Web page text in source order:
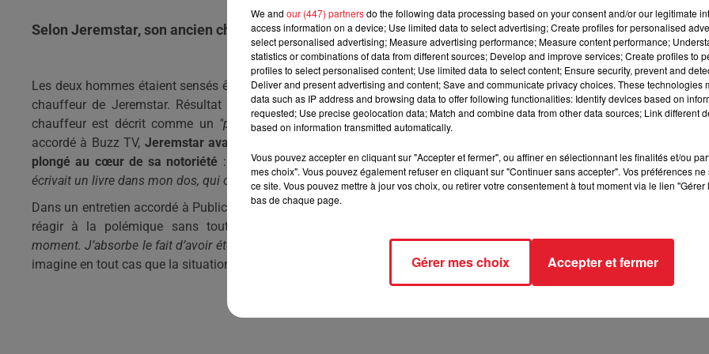
Selon Jeremstar, son ancien chauffeur l'aurait trahi.
Les deux hommes étaient sensés être très proche. Cependant, il semblerait que la notoriété soit montée à la tête de
chauffeur de Jeremstar. Résultat ? Celui-ci l'aurait tout simplement trahi. Dans le dernier ouvrage du blogueur star
chauffeur est décritcomme un "piètre chauffeur", "ingrat" et "uniquement intéressé par la notoriété"
Dans un
accordé à Buzz TV, Jeremstaravait, il y a quelques jours, fait savoir que Laurent avait changé du tout au tout en
plongé au cœur de sa notoriété : "Ca a tendance à leur monter à la tête(...) Jeme rappelle d'un ancien personnage
écrivait un livre dans mon dos, qui consignait mes moindres faits et gestes.Je me suis dit,'c'estpas possible !'".
Dans un entretien accordé à Public, qui a notamment souhaité en savoir d'avantage sur cet imbroglio, le chauffeur a tenu
réagir à la polémique sans toutefois en rajouter :
moment. J’absorbe le fait d’avoir été accusé, dans un récent livre, d’être un'profiteur'.C’est vraiment le monde à l’envers..
imagine en tout cas que la situation entre les deux est désormais plus que tendue.
We and our (447) partnersdo the following data processing based on your consent and/or our legitimate
access information on a device; Use limited data to select advertising; Create profiles for personalised
select personalised advertising; Measure advertising performance; Measure content performance;
statistics or combinations of data from different sources; Develop and improve services; Create profiles to
profiles to select personalised content; Use limited data to select content; Ensure security, prevent and
Deliver and present advertising and content; Save and communicate privacy choices. These technologies
data such as IP address and browsing data to offer following functionalities: Identify devices based on
requested; Use precise geolocation data; Match and combine data from other data sources; Link different
based on information transmitted automatically.
Vous pouvez accepter en cliquant sur "Accepter et fermer", ou affiner en sélectionnant les finalités et/ou
mes choix". Vous pouvez également refuser en cliquant sur "Continuer sans accepter". Vos préférences
ce site. Vous pouvez mettre à jour vos choix, ou retirer votre consentement à tout moment via le lien
bas de chaque page.
Gérer mes choix Accepter et fermer